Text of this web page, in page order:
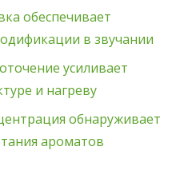
обеспечивает
в звучании
усиливает
и нагреву
обнаруживает
ароматов